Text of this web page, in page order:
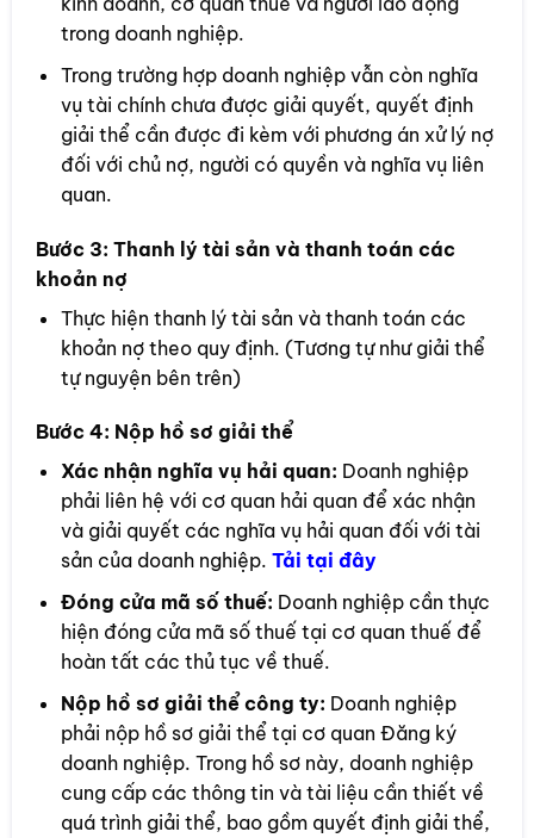
trong doanh nghiệp.
Trong trường hợp doanh nghiệp vẫn còn nghĩa
vụ tài chính chưa được giải quyết, quyết định
giải thể cần được đi kèm với phương án xử lý nợ
đối với chủ nợ, người có quyền và nghĩa vụ liên
quan.
Bước 3: Thanh lý tài sản và thanh toán các
khoản nợ
Thực hiện thanh lý tài sản và thanh toán các
khoản nợ theo quy định. (Tương tự như giải thể
tự nguyện bên trên)
Bước 4: Nộp hồ sơ giải thể
Xác nhận nghĩa vụ hải quan: Doanh nghiệp
phải liên hệ với cơ quan hải quan để xác nhận
và giải quyết các nghĩa vụ hải quan đối với tài
sản của doanh nghiệp. Tải tại đây
Đóng cửa mã số thuế: Doanh nghiệp cần thực
hiện đóng cửa mã số thuế tại cơ quan thuế để
hoàn tất các thủ tục về thuế.
Nộp hồ sơ giải thể công ty: Doanh nghiệp
phải nộp hồ sơ giải thể tại cơ quan Đăng ký
doanh nghiệp. Trong hồ sơ này, doanh nghiệp
cung cấp các thông tin và tài liệu cần thiết về
quá trình giải thể, bao gồm quyết định giải thể,